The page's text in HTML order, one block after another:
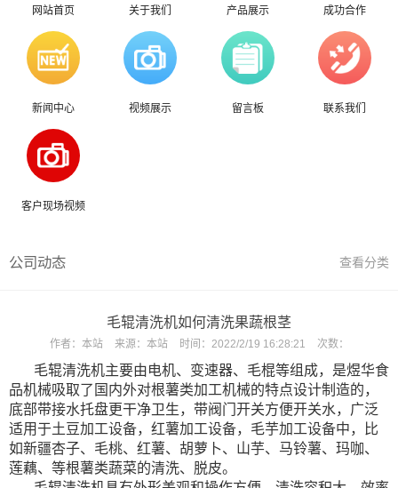
网站首页 关于我们 产品展示 成功合作
新闻中心 视频展示 留言板 联系我们
客户现场视频
公司动态 查看分类
毛辊清洗机如何清洗果蔬根茎
作者： 本站 来源： 本站 时间： 2022/2/19 16:28:21 次数：
毛辊清洗机主要由电机、变速器、毛棍等组成，是煜华食
品机械吸取了国内外对根薯类加工机械的特点设计制造的，
底部带接水托盘更干净卫生，带阀门开关方便开关水，广泛
适用于土豆加工设备，红薯加工设备，毛芋加工设备中，比
如新疆杏子、毛桃、红薯、胡萝卜、山芋、马铃薯、玛咖、
莲藕、等根薯类蔬菜的清洗、脱皮。